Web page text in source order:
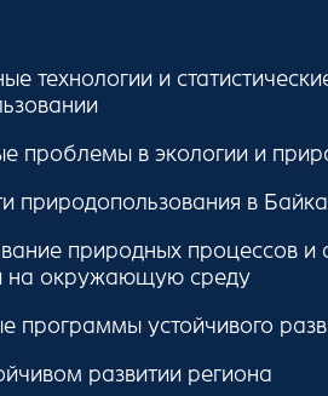
технологии и
проблемы в экологии и
природопользования в
природных процессов и
на окружающую среду
программы устойчивого
развитии региона